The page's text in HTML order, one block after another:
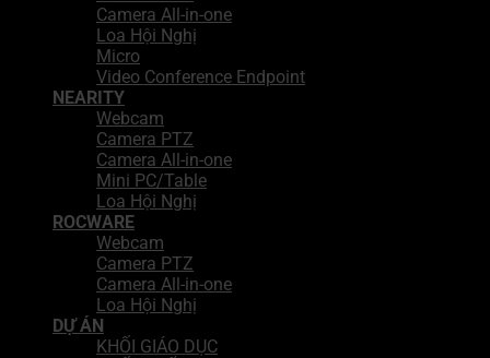
Camera All-in-one
Loa Hội Nghị
Micro
Video Conference Endpoint
NEARITY
Webcam
Camera PTZ
Camera All-in-one
Mini PC/Table
Loa Hội Nghị
ROCWARE
Webcam
Camera PTZ
Camera All-in-one
Loa Hội Nghị
DỰ ÁN
KHỐI GIÁO DỤC